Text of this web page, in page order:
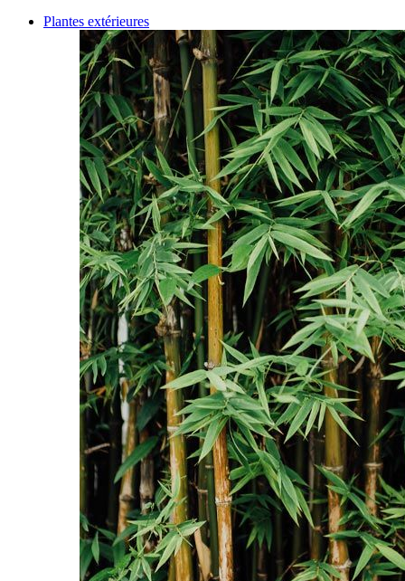
Plantes extérieures